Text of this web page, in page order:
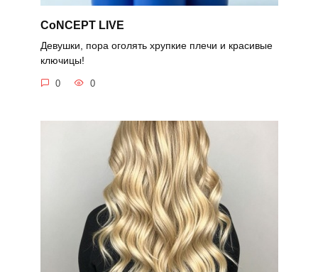
CoNCEPT LIVE
Девушки, пора оголять хрупкие плечи и красивые
ключицы!
0 0